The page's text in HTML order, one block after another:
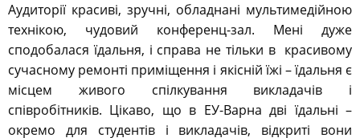
Аудиторії красиві, зручні, обладнані мультимедійною
технікою, чудовий конференц-зал. Мені дуже
сподобалася їдальня, і справа не тільки в красивому
сучасному ремонті приміщення і якісній їжі – їдальня є
місцем живого спілкування викладачів і
співробітників. Цікаво, що в ЕУ-Варна дві їдальні –
окремо для студентів і викладачів, відкриті вони